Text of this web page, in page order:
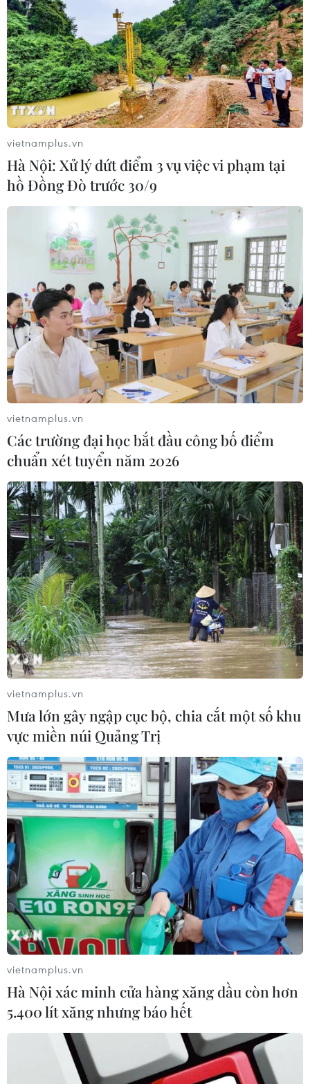
vietnamplus.vn
Hà Nội: Xử lý dứt điểm 3 vụ việc vi phạm tại
hồ Đồng Đò trước 30/9
vietnamplus.vn
Các trường đại học bắt đầu công bố điểm
chuẩn xét tuyển năm 2026
vietnamplus.vn
Mưa lớn gây ngập cục bộ, chia cắt một số khu
vực miền núi Quảng Trị
vietnamplus.vn
Hà Nội xác minh cửa hàng xăng dầu còn hơn
5.400 lít xăng nhưng báo hết